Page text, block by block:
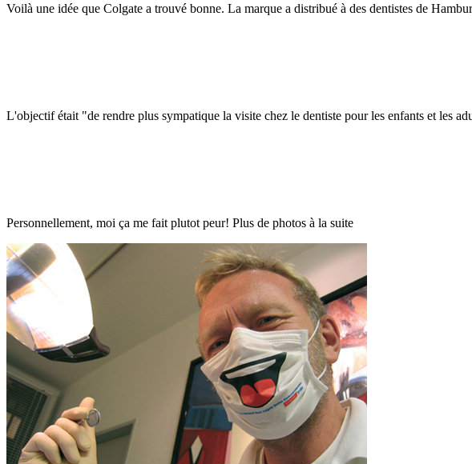
Voilà une idée que Colgate a trouvé bonne. La marque a distribué à des dentistes de
L'objectif était "de rendre plus sympatique la visite chez le dentiste pour les enfants et les
Personnellement, moi ça me fait plutot peur! Plus de photos à la suite